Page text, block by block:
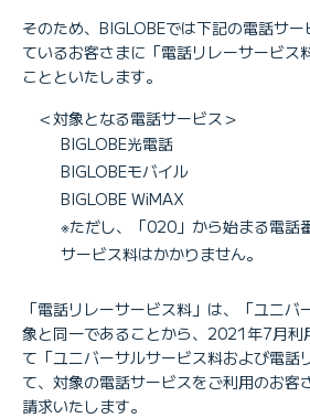
そのため、BIGLOBEでは下記の電話サ
ているお客さまに「電話リレーサービス
ことといたします。
＜対象となる電話サービス＞
BIGLOBE光電話
BIGLOBEモバイル
BIGLOBE WiMAX
※ただし、「020」から始まる電話
サービス料はかかりません。
「電話リレーサービス料」は、「ユニ
象と同一であることから、2021年7月利
て「ユニバーサルサービス料および電話
て、対象の電話サービスをご利用のお客
請求いたします。